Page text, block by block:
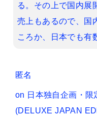
る。その上で国内展
売上もあるので、国
ころか、日本でも有
匿名
on 日本独自企画・
(DELUXE JAPAN